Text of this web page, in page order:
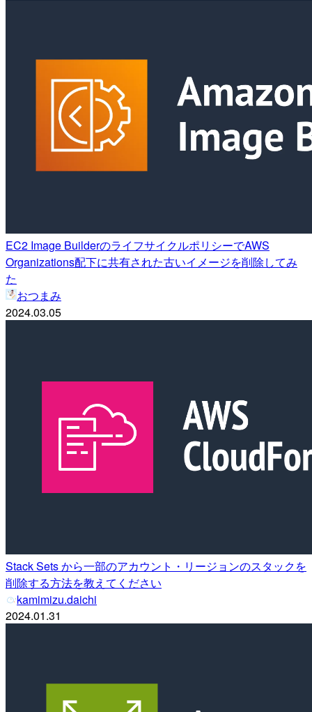
EC2 Image BuilderのライフサイクルポリシーでAWS
Organizations配下に共有された古いイメージを削除してみ
た
おつまみ
2024.03.05
Stack Sets から一部のアカウント・リージョンのスタックを
削除する方法を教えてください
kamimizu.daichi
2024.01.31